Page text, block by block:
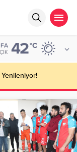
42°C
Yenileniyor!